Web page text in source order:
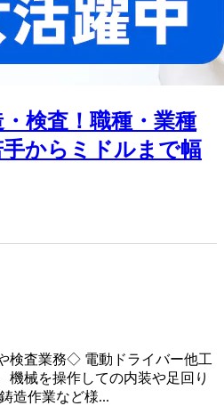
検査！職種・業種
からミドルまで幅
検査業務◇ 電動ドライバー他工
機械を操作しての内装や足回り
造作業など様...